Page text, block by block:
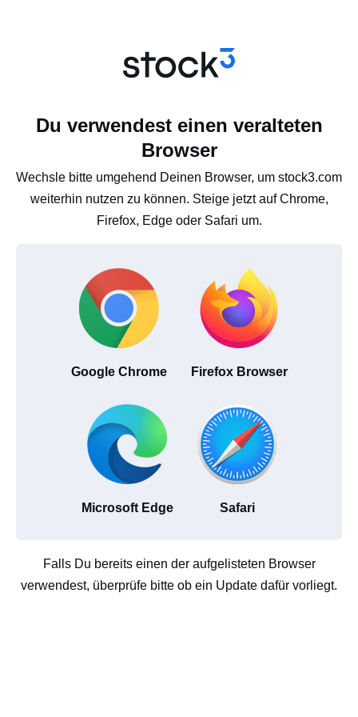
Du verwendest einen veralteten
Browser
Wechsle bitte umgehend Deinen Browser, um stock3.com
weiterhin nutzen zu können. Steige jetzt auf Chrome,
Firefox, Edge oder Safari um.
Google Chrome Firefox Browser
Microsoft Edge Safari
Falls Du bereits einen der aufgelisteten Browser
verwendest, überprüfe bitte ob ein Update dafür vorliegt.